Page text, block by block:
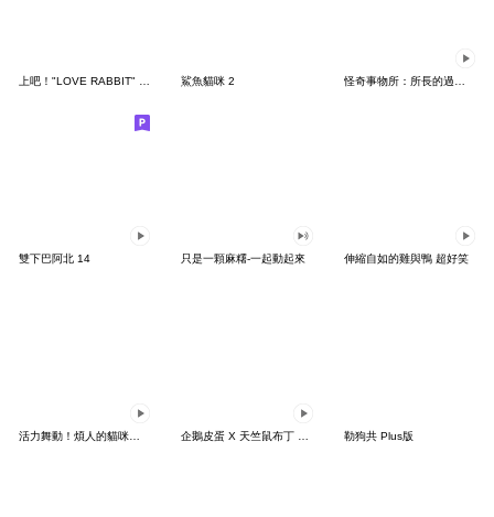
鯊魚貓咪 2
雙下巴阿北 14 只是一顆麻糬-一起動起來 伸縮自如的雞與鴨 超好笑
活力舞動！煩人的貓咪★迷你版 2 企鵝皮蛋 X 天竺鼠布丁 有點厭世 勒狗共 Plus版